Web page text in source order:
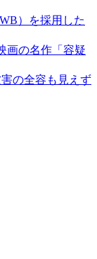
）を採用した
画の名作「容疑
の全容も見えず